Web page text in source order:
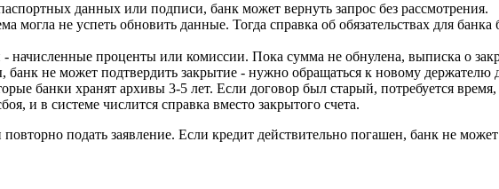
данных или подписи, банк может вернуть запрос без рассмотрения.
не успеть обновить данные. Тогда справка об обязательствах для банка
начисленные проценты или комиссии. Пока сумма не обнулена, выписка о
банк не может подтвердить закрытие - нужно обращаться к новому держателю
банки хранят архивы 3-5 лет. Если договор был старый, потребуется
и в системе числится справка вместо закрытого счета.
подать заявление. Если кредит действительно погашен, банк не